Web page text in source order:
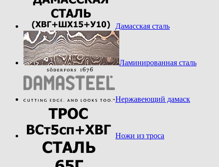
Дамасская сталь
Ламинированная сталь
Нержавеющий дамаск
Ножи из троса